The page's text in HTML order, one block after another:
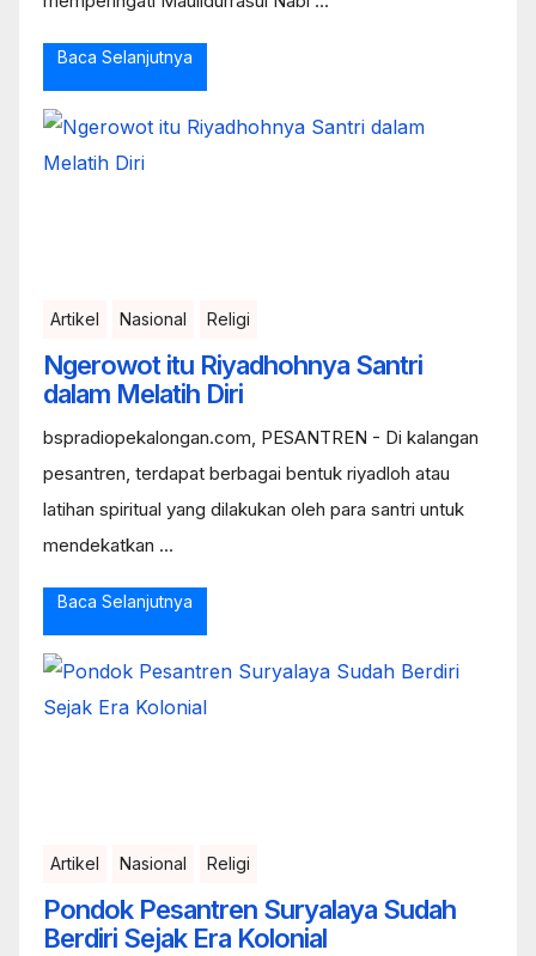
Baca Selanjutnya
Artikel Nasional Religi
Ngerowot itu Riyadhohnya Santri
dalam Melatih Diri
bspradiopekalongan.com, PESANTREN - Di kalangan
pesantren, terdapat berbagai bentuk riyadloh atau
latihan spiritual yang dilakukan oleh para santri untuk
mendekatkan ...
Baca Selanjutnya
Artikel Nasional Religi
Pondok Pesantren Suryalaya Sudah
Berdiri Sejak Era Kolonial